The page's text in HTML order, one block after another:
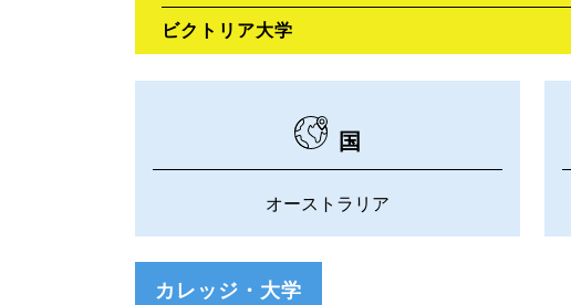
ビクトリア大学
国
オーストラリア
カレッジ・大学